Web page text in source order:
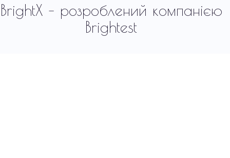
BrightX – розроблений компанією
Brightest